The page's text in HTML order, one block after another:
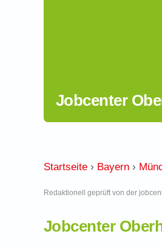
Jobcenter
Startseite › Bayern ›
Redaktionell geprüft von der
Jobcenter